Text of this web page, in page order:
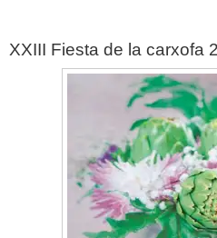
XXIII Fiesta de la carxofa